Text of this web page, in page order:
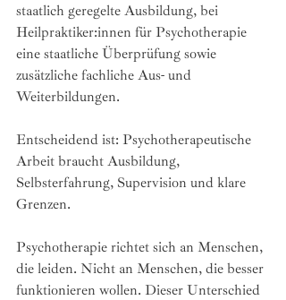
staatlich geregelte Ausbildung, bei
Heilpraktiker:innen für Psychotherapie
eine staatliche Überprüfung sowie
zusätzliche fachliche Aus- und
Weiterbildungen.
Entscheidend ist: Psychotherapeutische
Arbeit braucht Ausbildung,
Selbsterfahrung, Supervision und klare
Grenzen.
Psychotherapie richtet sich an Menschen,
die leiden. Nicht an Menschen, die besser
funktionieren wollen. Dieser Unterschied